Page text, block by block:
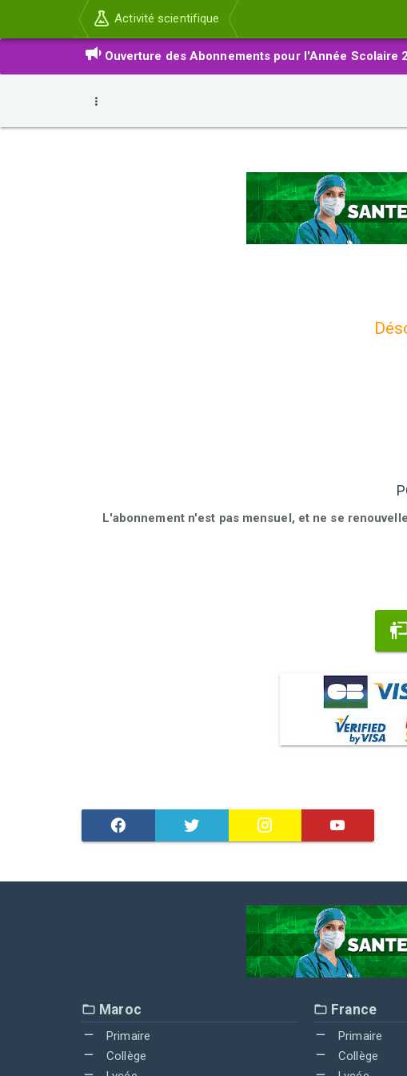
Activité scientifique
Ouverture des Abonnements pour l'Année Scolaire
L'abonnement n'est pas mensuel, et ne se
Maroc
Primaire
Collège
France
Primaire
Collège